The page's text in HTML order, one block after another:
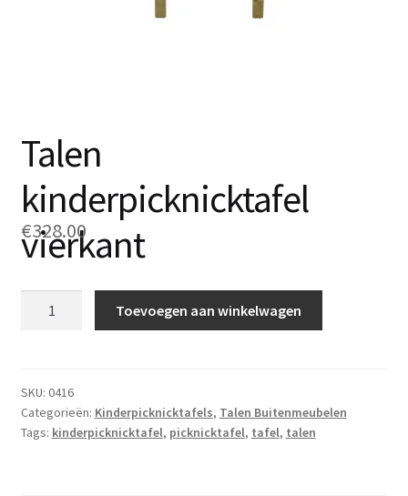
Talen
kinderpicknicktafel
vierkant
€328.00
Toevoegen aan winkelwagen
SKU: 0416
Categorieën: Kinderpicknicktafels, Talen Buitenmeubelen
Tags: kinderpicknicktafel, picknicktafel, tafel, talen